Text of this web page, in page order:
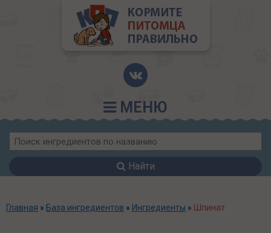
МЕНЮ
Найти
Главная » База ингредиентов » Ингредиенты » Шпинат